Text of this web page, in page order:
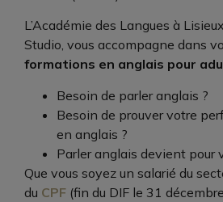
L’Académie des Langues à
Studio, vous accompagne dans
formations en anglais pour
Besoin de parler anglais ?
Besoin de prouver votre
en anglais ?
Parler anglais devient pour
Que vous soyez un salarié du
du CPF (fin du DIF le 31